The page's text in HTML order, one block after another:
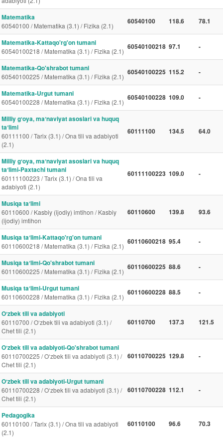
Matematika
60540100 / Matematika (3.1) / Fizika (2.1)
60540100 118.6 78.1
Matematika-Kattaqo'rg'on tumani
60540100218 / Matematika (3.1) / Fizika (2.1)
60540100218 97.1 -
Matematika-Qo'shrabot tumani
60540100225 / Matematika (3.1) / Fizika (2.1)
60540100225 115.2 -
Matematika-Urgut tumani
60540100228 / Matematika (3.1) / Fizika (2.1)
60540100228 109.0 -
Milliy gʻoya, maʼnaviyat asoslari va huquq
taʼlimi
60111100 / Tarix (3.1) / Ona tili va adabiyoti
(2.1)
60111100 134.5 64.0
Milliy gʻoya, maʼnaviyat asoslari va huquq
taʼlimi-Paxtachi tumani
60111100223 / Tarix (3.1) / Ona tili va
adabiyoti (2.1)
60111100223 109.0 -
Musiqa taʼlimi
60110600 / Kasbiy (ijodiy) imtihon / Kasbiy
(ijodiy) imtihon
60110600 139.8 93.6
Musiqa taʼlimi-Kattaqo'rg'on tumani
60110600218 / Matematika (3.1) / Fizika (2.1)
60110600218 95.4 -
Musiqa taʼlimi-Qo'shrabot tumani
60110600225 / Matematika (3.1) / Fizika (2.1)
60110600225 88.6 -
Musiqa taʼlimi-Urgut tumani
60110600228 / Matematika (3.1) / Fizika (2.1)
60110600228 88.5 -
Oʻzbek tili va adabiyoti
60110700 / O‘zbek tili va adabiyoti (3.1) /
Chet tili (2.1)
60110700 137.3 121.5
Oʻzbek tili va adabiyoti-Qo'shrabot tumani
60110700225 / O‘zbek tili va adabiyoti (3.1) /
Chet tili (2.1)
60110700225 129.8 -
Oʻzbek tili va adabiyoti-Urgut tumani
60110700228 / O‘zbek tili va adabiyoti (3.1) /
Chet tili (2.1)
60110700228 112.1 -
Pedagogika
60110100 / Tarix (3.1) / Ona tili va adabiyoti
(2.1)
60110100 96.6 70.3